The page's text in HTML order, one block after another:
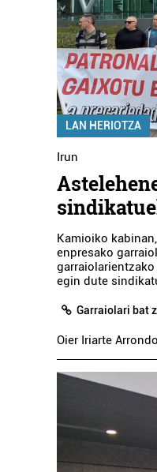
LAN HERIOTZA
Irun
Kamioiko
enpresako
egin dute
Garraiolari bat
Oier Iriarte Arrondo